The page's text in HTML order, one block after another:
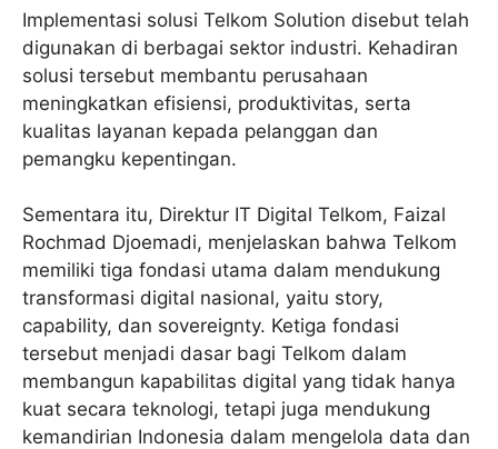
Implementasi solusi Telkom Solution disebut telah
digunakan di berbagai sektor industri. Kehadiran
solusi tersebut membantu perusahaan
meningkatkan efisiensi, produktivitas, serta
kualitas layanan kepada pelanggan dan
pemangku kepentingan.
Sementara itu, Direktur IT Digital Telkom, Faizal
Rochmad Djoemadi, menjelaskan bahwa Telkom
memiliki tiga fondasi utama dalam mendukung
transformasi digital nasional, yaitu story,
capability, dan sovereignty. Ketiga fondasi
tersebut menjadi dasar bagi Telkom dalam
membangun kapabilitas digital yang tidak hanya
kuat secara teknologi, tetapi juga mendukung
kemandirian Indonesia dalam mengelola data dan